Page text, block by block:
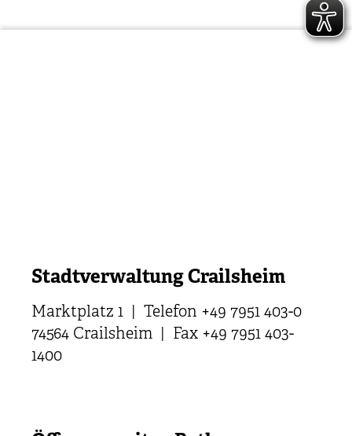
Stadtverwaltung Crailsheim
Marktplatz 1 | Telefon +49 7951 403-0
74564 Crailsheim | Fax +49 7951 403-
1400